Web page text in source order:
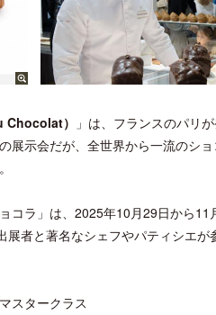
Chocolat）
」は、フランスのパリ
展示会だが、全世界から一流のシ
コラ」は、2025年10月29日から
者と著名なシェフやパティシエが
スタークラス